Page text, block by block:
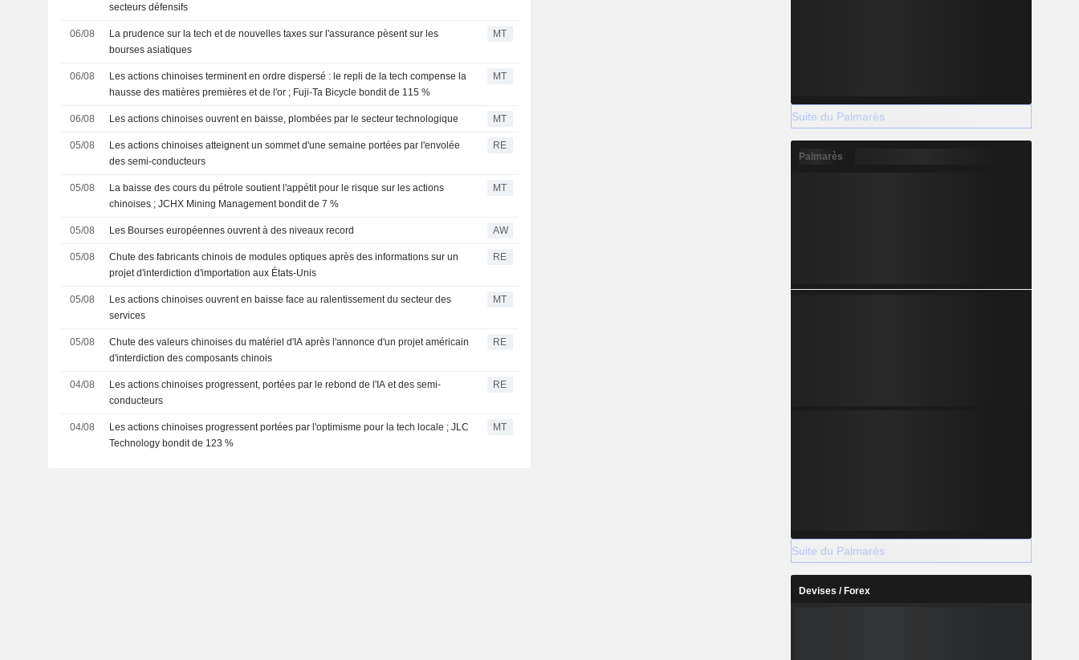
secteurs défensifs
06/08
La prudence sur la tech et de nouvelles taxes sur l'assurance pèsent sur les
bourses asiatiques
MT
06/08
Les actions chinoises terminent en ordre dispersé : le repli de la tech compense la
hausse des matières premières et de l'or ; Fuji-Ta Bicycle bondit de 115 %
MT
06/08 Les actions chinoises ouvrent en baisse, plombées par le secteur technologique MT
05/08
Les actions chinoises atteignent un sommet d'une semaine portées par l'envolée
des semi-conducteurs
RE
05/08
La baisse des cours du pétrole soutient l'appétit pour le risque sur les actions
chinoises ; JCHX Mining Management bondit de 7 %
MT
05/08 Les Bourses européennes ouvrent à des niveaux record AW
05/08
Chute des fabricants chinois de modules optiques après des informations sur un
projet d'interdiction d'importation aux États-Unis
RE
05/08
Les actions chinoises ouvrent en baisse face au ralentissement du secteur des
services
MT
05/08
Chute des valeurs chinoises du matériel d'IA après l'annonce d'un projet américain
d'interdiction des composants chinois
RE
04/08
Les actions chinoises progressent, portées par le rebond de l'IA et des semi-
conducteurs
RE
04/08
Les actions chinoises progressent portées par l'optimisme pour la tech locale ; JLC
Technology bondit de 123 %
MT
Suite du Palmarès
Palmarès
Suite du Palmarès
Devises / Forex